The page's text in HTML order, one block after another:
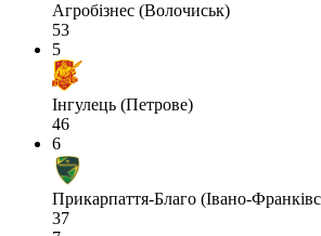
Агробізнес (Волочиськ)
53
5
Інгулець (Петрове)
46
6
Прикарпаття-Благо (Івано-
37